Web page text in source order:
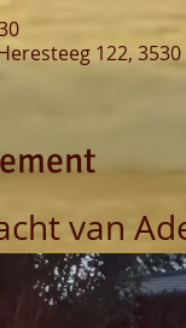
122,
van